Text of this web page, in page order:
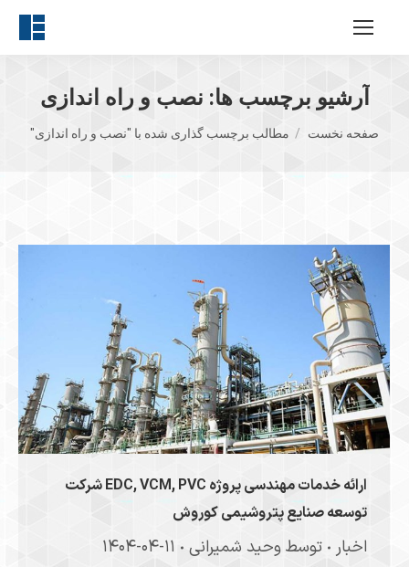
آرشیو برچسب ها: نصب و راه اندازی
مکان شما:
صفحه نخست مطالب برچسب گذاری شده با "نصب و راه اندازی"
ارائه خدمات مهندسی پروژه EDC, VCM, PVC شرکت
توسعه صنایع پتروشیمی کوروش
اخبار توسطوحید شمیرانی
۱۴۰۴-۰۴-۱۱